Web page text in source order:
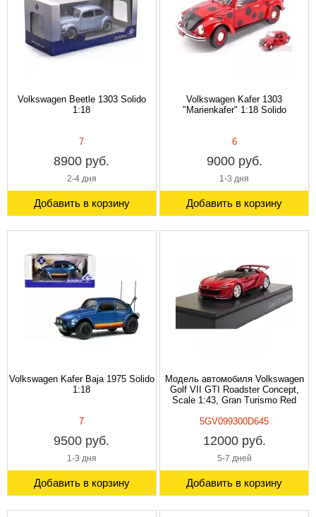
Volkswagen Beetle 1303 Solido
1:18
7
8900 руб.
2-4 дня
Добавить в корзину
Volkswagen Kafer 1303
"Marienkafer" 1:18 Solido
6
9000 руб.
1-3 дня
Добавить в корзину
Volkswagen Kafer Baja 1975 Solido
1:18
7
9500 руб.
1-3 дня
Добавить в корзину
Модель автомобиля Volkswagen
Golf VII GTI Roadster Concept,
Scale 1:43, Gran Turismo Red
5GV099300D645
12000 руб.
5-7 дней
Добавить в корзину